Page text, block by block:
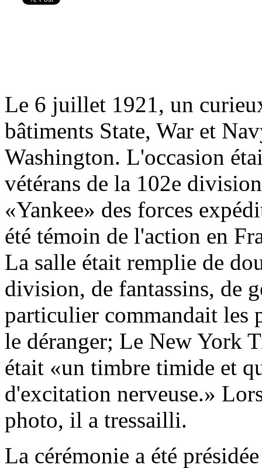
Le 6 juillet 1921, un
bâtiments State, War et
Washington. L'occasion
vétérans de la 102e
«Yankee» des forces
été témoin de l'action en
La salle était remplie de
division, de fantassins, de
particulier commandait les
le déranger; Le New York
était «un timbre timide et
d'excitation nerveuse.»
photo, il a tressailli.
La cérémonie a été